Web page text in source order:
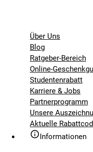
Über Uns
Blog
Ratgeber-Bereich
Online-
Studentenrabatt
Karriere & Jobs
Partnerprogramm
Unsere
Aktuelle
Informationen